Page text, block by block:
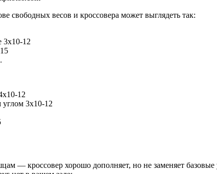
свободных весов и кроссовера может выглядеть так:
3х10-12
12
3х10-12
— кроссовер хорошо дополняет, но не заменяет